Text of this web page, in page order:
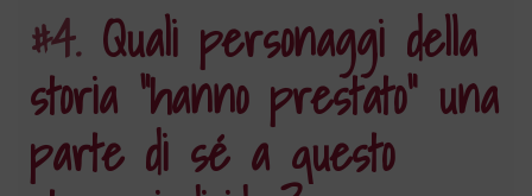
#4.Quali personaggi della
storia “hanno prestato” una
parte di sé a questo